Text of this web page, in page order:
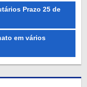
Prazo 25 de
em vários